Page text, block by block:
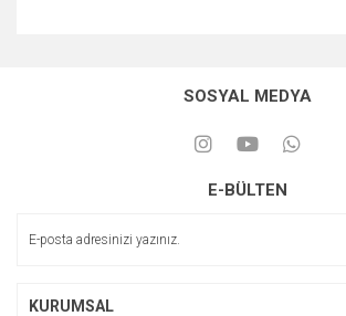
SOSYAL MEDYA
E-BÜLTEN
KURUMSAL